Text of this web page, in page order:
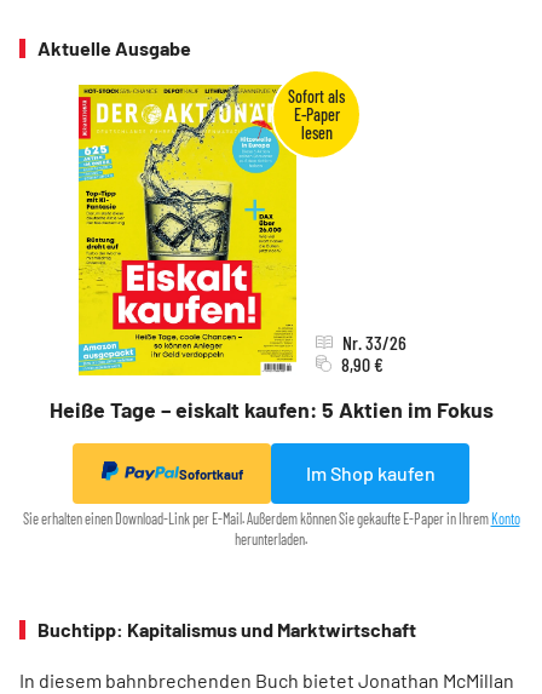
Aktuelle Ausgabe
Heiße Tage – eiskalt kaufen: 5 Aktien im Fokus
Nr. 33/26
8,90 €
Sofortkauf Im Shop kaufen
Sie erhalten einen Download-Link per E-Mail. Außerdem können Sie gekaufte E-Paper in Ihrem Konto
herunterladen.
Buchtipp: Kapitalismus und Marktwirtschaft
In diesem bahnbrechenden Buch bietet Jonathan McMillan